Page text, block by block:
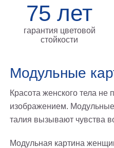
75 лет
гарантия цветовой
стойкости
Модульные
Красота женского тела не
изображением.
талия вызывают чувства
Модульная картина